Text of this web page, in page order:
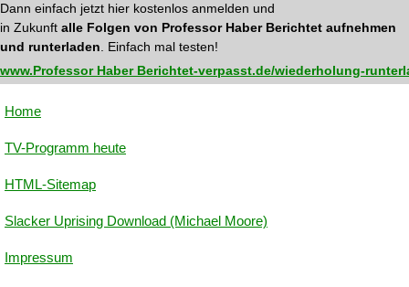
Dann einfach jetzt hier kostenlos anmelden und
in Zukunft alle Folgen von Professor Haber Berichtet aufnehmen
und runterladen . Einfach mal testen!
www.Professor Haber Berichtet-verpasst.de/wiederholung-
Home
TV-Programm heute
HTML-Sitemap
Slacker Uprising Download (Michael Moore)
Impressum